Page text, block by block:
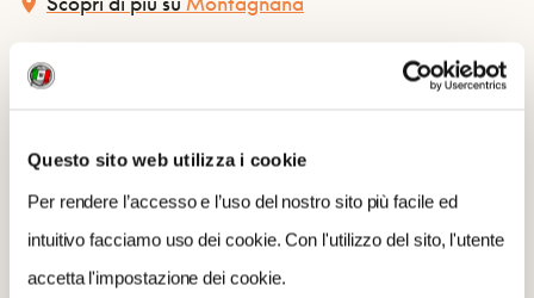
Questo sito web utilizza i cookie
Per rendere l’accesso e l’uso del nostro sito più facile ed
intuitivo facciamo uso dei cookie. Con l'utilizzo del sito, l'utente
accetta l'impostazione dei cookie.
CONTATTI
0429 81320
(0039)3343351235